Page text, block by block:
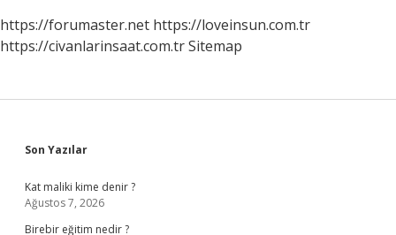
https://forumaster.net https://loveinsun.com.tr
https://civanlarinsaat.com.trSitemap
Sidebar
Son Yazılar
Kat maliki kime denir ?
Ağustos 7, 2026
Birebir eğitim nedir ?